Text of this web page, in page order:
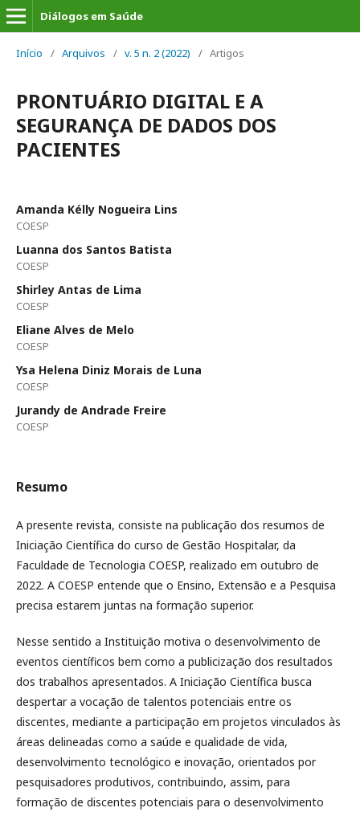
Diálogos em Saúde
Início / Arquivos / v. 5 n. 2 (2022) / Artigos
PRONTUÁRIO DIGITAL E A
SEGURANÇA DE DADOS DOS
PACIENTES
Amanda Kélly Nogueira Lins
COESP
Luanna dos Santos Batista
COESP
Shirley Antas de Lima
COESP
Eliane Alves de Melo
COESP
Ysa Helena Diniz Morais de Luna
COESP
Jurandy de Andrade Freire
COESP
Resumo
A presente revista, consiste na publicação dos resumos de
Iniciação Científica do curso de Gestão Hospitalar, da
Faculdade de Tecnologia COESP, realizado em outubro de
2022. A COESP entende que o Ensino, Extensão e a Pesquisa
precisa estarem juntas na formação superior.
Nesse sentido a Instituição motiva o desenvolvimento de
eventos científicos bem como a publicização dos resultados
dos trabalhos apresentados. A Iniciação Científica busca
despertar a vocação de talentos potenciais entre os
discentes, mediante a participação em projetos vinculados às
áreas delineadas como a saúde e qualidade de vida,
desenvolvimento tecnológico e inovação, orientados por
pesquisadores produtivos, contribuindo, assim, para
formação de discentes potenciais para o desenvolvimento